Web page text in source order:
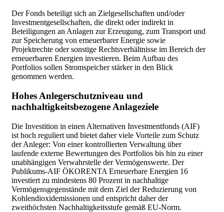
Der Fonds beteiligt sich an Zielgesellschaften und/oder
Investmentgesellschaften, die direkt oder indirekt in
Beteiligungen an Anlagen zur Erzeugung, zum Transport und
zur Speicherung von erneuerbarer Energie sowie
Projektrechte oder sonstige Rechtsverhältnisse im Bereich der
erneuerbaren Energien investieren. Beim Aufbau des
Portfolios sollen Stromspeicher stärker in den Blick
genommen werden.
Hohes Anlegerschutzniveau und
nachhaltigkeitsbezogene Anlageziele
Die Investition in einen Alternativen Investmentfonds (AIF)
ist hoch reguliert und bietet daher viele Vorteile zum Schutz
der Anleger: Von einer kontrollierten Verwaltung über
laufende externe Bewertungen des Portfolios bis hin zu einer
unabhängigen Verwahrstelle der Vermögenswerte. Der
Publikums-AIF ÖKORENTA Erneuerbare Energien 16
investiert zu mindestens 80 Prozent in nachhaltige
Vermögensgegenstände mit dem Ziel der Reduzierung von
Kohlendioxidemissionen und entspricht daher der
zweithöchsten Nachhaltigkeitsstufe gemäß EU-Norm.